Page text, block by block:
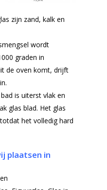
zijn zand, kalk en
wordt
graden in
de oven komt, drijft
is uiterst vlak en
glas blad. Het glas
het volledig hard
plaatsen in